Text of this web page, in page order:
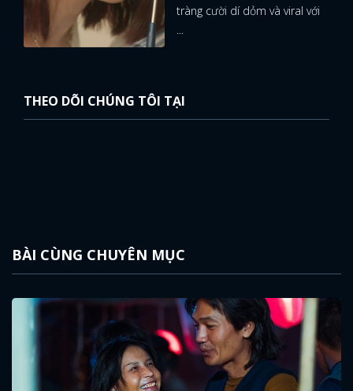
tràng cười dí dỏm và viral với
THEO DÕI CHÚNG TÔI TẠI
BÀI CÙNG CHUYÊN MỤC